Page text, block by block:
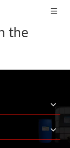
the